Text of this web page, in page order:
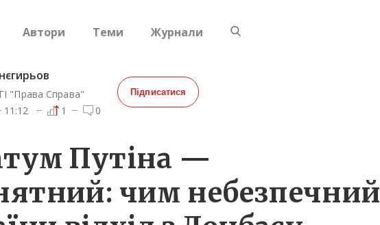
Автори Теми Журнали
"Права Справа"
11:12
1 0
Підписатися
Путіна —
чим небезпечний